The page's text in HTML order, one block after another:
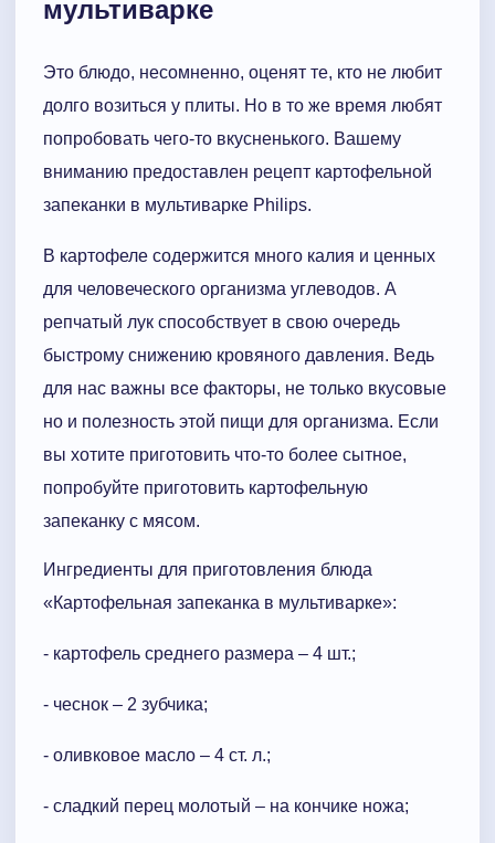
мультиварке
Это блюдо, несомненно, оценят те, кто не любит
долго возиться у плиты. Но в то же время любят
попробовать чего-то вкусненького. Вашему
вниманию предоставлен рецепт картофельной
запеканки в мультиварке Philips.
В картофеле содержится много калия и ценных
для человеческого организма углеводов. А
репчатый лук способствует в свою очередь
быстрому снижению кровяного давления. Ведь
для нас важны все факторы, не только вкусовые
но и полезность этой пищи для организма. Если
вы хотите приготовить что-то более сытное,
попробуйте приготовить картофельную
запеканку с мясом.
Ингредиенты для приготовления блюда
«Картофельная запеканка в мультиварке»:
- картофель среднего размера – 4 шт.;
- чеснок – 2 зубчика;
- оливковое масло – 4 ст. л.;
- сладкий перец молотый – на кончике ножа;